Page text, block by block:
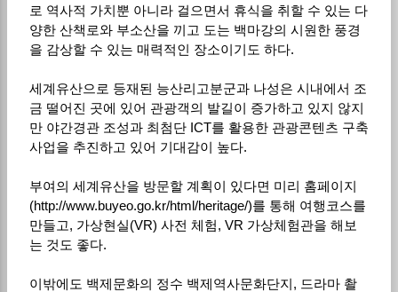
로 역사적 가치뿐 아니라 걸으면서 휴식을 취할 수 있는 다
양한 산책로와 부소산을 끼고 도는 백마강의 시원한 풍경
을 감상할 수 있는 매력적인 장소이기도 하다.
세계유산으로 등재된 능산리고분군과 나성은 시내에서 조
금 떨어진 곳에 있어 관광객의 발길이 증가하고 있지 않지
만 야간경관 조성과 최첨단 ICT를 활용한 관광콘텐츠 구축
사업을 추진하고 있어 기대감이 높다.
부여의 세계유산을 방문할 계획이 있다면 미리 홈페이지
(http://www.buyeo.go.kr/html/heritage/)를 통해 여행코스를
만들고, 가상현실(VR) 사전 체험, VR 가상체험관을 해보
는 것도 좋다.
이밖에도 백제문화의 정수 백제역사문화단지, 드라마 촬